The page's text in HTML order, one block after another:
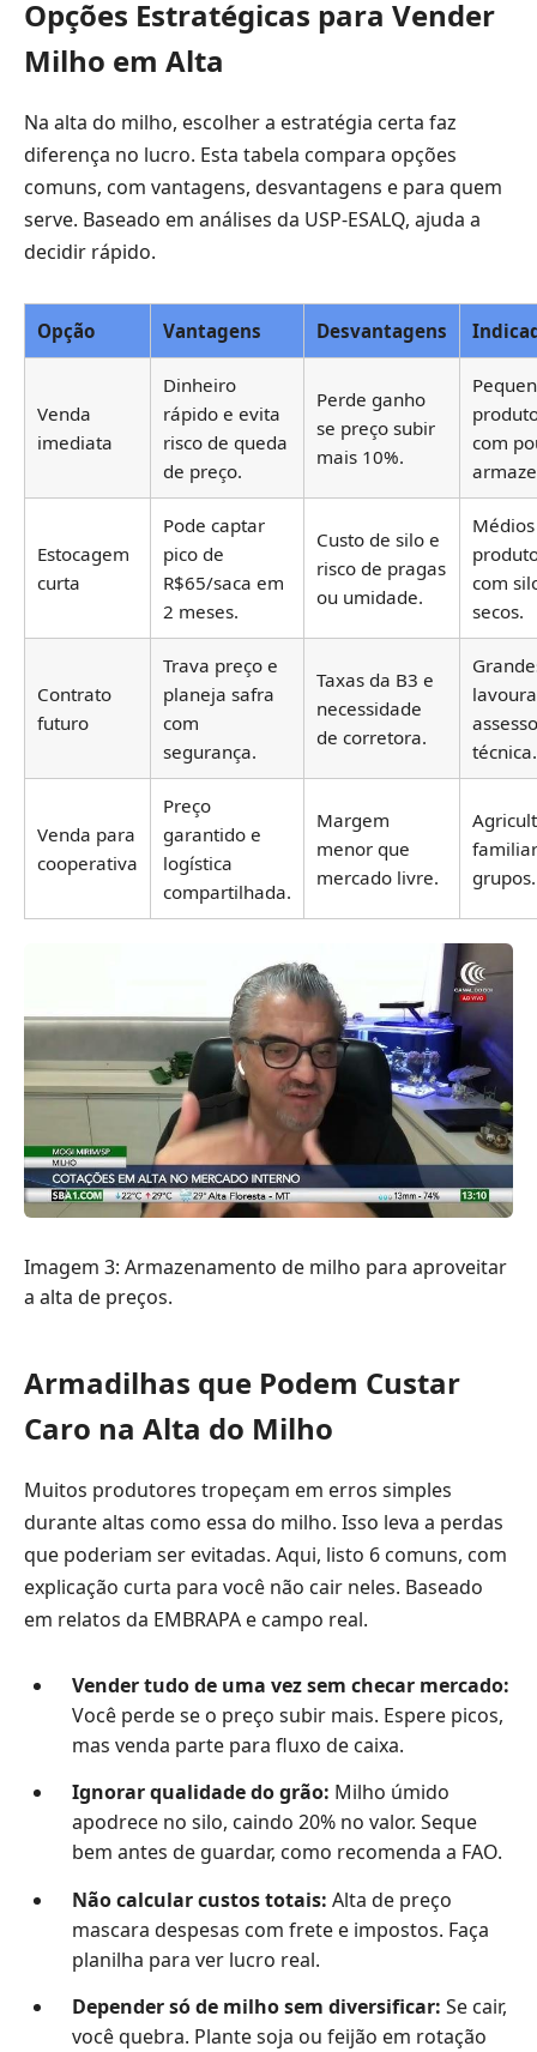
Opções Estratégicas para Vender
Milho em Alta
Na alta do milho, escolher a estratégia certa faz
diferença no lucro. Esta tabela compara opções
comuns, com vantagens, desvantagens e para quem
serve. Baseado em análises da USP-ESALQ, ajuda a
decidir rápido.
Opção Vantagens Desvantagens
Venda
imediata
Dinheiro
rápido e evita
risco de queda
de preço.
Perde ganho
se preço subir
mais 10%.
com
Estocagem
curta
Pode captar
pico de
R$65/saca em
2 meses.
Custo de silo e
risco de pragas
ou umidade.
Médios
com
secos.
Contrato
futuro
Trava preço e
planeja safra
com
segurança.
Taxas da B3 e
necessidade
de corretora.
técnica.
Venda para
cooperativa
Preço
garantido e
logística
compartilhada.
Margem
menor que
mercado livre.
grupos.
Imagem 3: Armazenamento de milho para aproveitar
a alta de preços.
Armadilhas que Podem Custar
Caro na Alta do Milho
Muitos produtores tropeçam em erros simples
durante altas como essa do milho. Isso leva a perdas
que poderiam ser evitadas. Aqui, listo 6 comuns, com
explicação curta para você não cair neles. Baseado
em relatos da EMBRAPA e campo real.
Vender tudo de uma vez sem checar mercado:
Você perde se o preço subir mais. Espere picos,
mas venda parte para fluxo de caixa.
Ignorar qualidade do grão: Milho úmido
apodrece no silo, caindo 20% no valor. Seque
bem antes de guardar, como recomenda a FAO.
Não calcular custos totais: Alta de preço
mascara despesas com frete e impostos. Faça
planilha para ver lucro real.
Depender só de milho sem diversificar: Se cair,
você quebra. Plante soja ou feijão em rotação